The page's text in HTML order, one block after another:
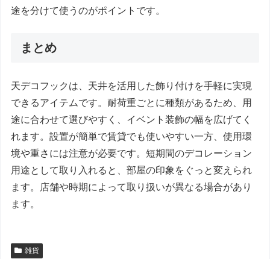
途を分けて使うのがポイントです。
まとめ
天デコフックは、天井を活用した飾り付けを手軽に実現
できるアイテムです。耐荷重ごとに種類があるため、用
途に合わせて選びやすく、イベント装飾の幅を広げてく
れます。設置が簡単で賃貸でも使いやすい一方、使用環
境や重さには注意が必要です。短期間のデコレーション
用途として取り入れると、部屋の印象をぐっと変えられ
ます。店舗や時期によって取り扱いが異なる場合があり
ます。
雑貨